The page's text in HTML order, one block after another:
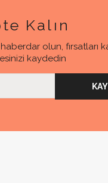
Kalın
olun, fırsatları
kaydedin